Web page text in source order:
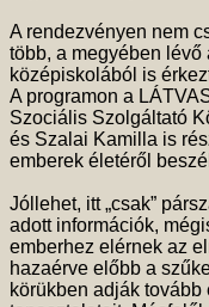
A rendezvényen nem
több, a megyében
középiskolából is
A programon a
Szociális Szolgáltató
és Szalai Kamilla is
emberek életéről
Jóllehet, itt „csak”
adott információk,
emberhez elérnek az
hazaérve előbb a
körükben adják